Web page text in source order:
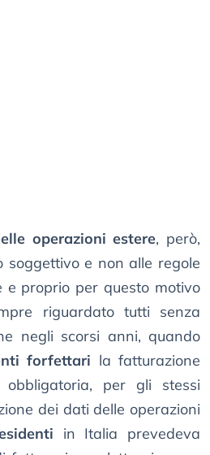
operazioni estere, però,
soggettivo e non alle regole
e proprio per questo motivo
riguardato tutti senza
negli scorsi anni, quando
forfettari la fatturazione
per gli stessi
dei dati delle operazioni
in Italia prevedeva